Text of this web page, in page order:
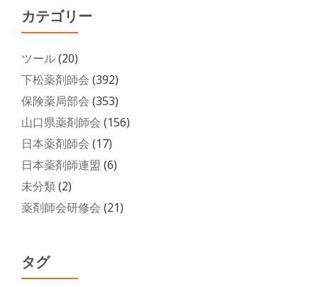
イ
ブ
カテゴリー
ツール(20)
下松薬剤師会 (392)
保険薬局部会 (353)
山口県薬剤師会 (156)
日本薬剤師会 (17)
日本薬剤師連盟 (6)
未分類(2)
薬剤師会研修会 (21)
タグ